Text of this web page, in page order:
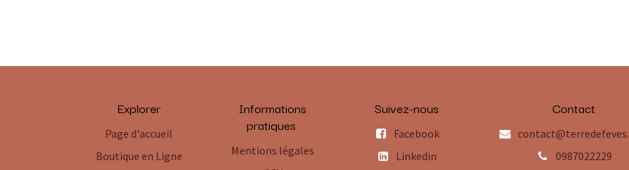
Explorer
Page d'accueil
Boutique en Ligne
Informations
pratiques
Mentions légales
Suivez-nous
Facebook
Linkedin
Contact
0987022229